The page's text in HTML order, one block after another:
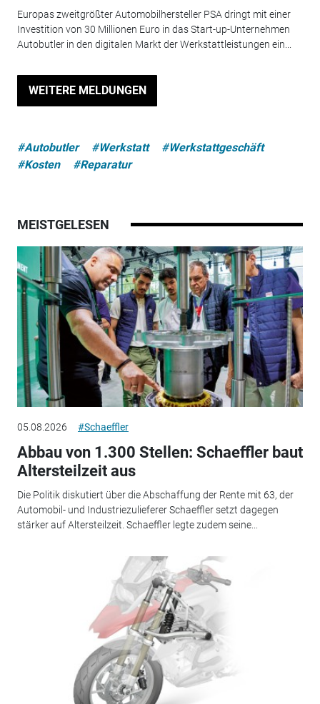
Europas zweitgrößter Automobilhersteller PSA dringt mit einer
Investition von 30 Millionen Euro in das Start-up-Unternehmen
Autobutler in den digitalen Markt der Werkstattleistungen ein...
WEITERE MELDUNGEN
#Autobutler #Werkstatt
#Werkstattgeschäft
#Kosten
#Reparatur
MEISTGELESEN
05.08.2026 #Schaeffler
Abbau von 1.300 Stellen: Schaeffler baut
Altersteilzeit aus
Die Politik diskutiert über die Abschaffung der Rente mit 63, der
Automobil- und Industriezulieferer Schaeffler setzt dagegen
stärker auf Altersteilzeit. Schaeffler legte zudem seine...